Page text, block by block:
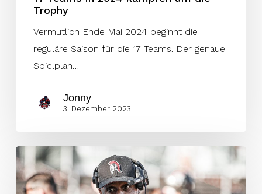
Trophy
Vermutlich Ende Mai 2024 beginnt die
reguläre Saison für die 17 Teams. Der genaue
Spielplan…
Jonny
3. Dezember 2023
Galaxy
verpflichtet
den